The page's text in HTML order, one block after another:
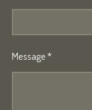
Message *